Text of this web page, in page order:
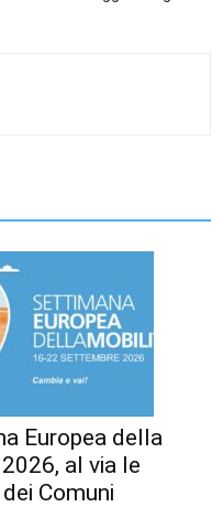
Europea della
al via le
Comuni